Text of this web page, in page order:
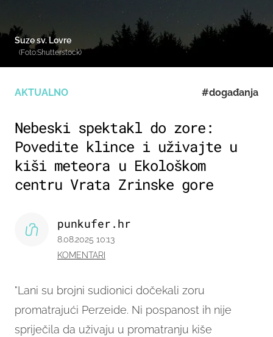
AKTUALNO #događanja
Nebeski spektakl do zore:
Povedite klince i uživajte u
kiši meteora u Ekološkom
centru Vrata Zrinske gore
"Lani su brojni sudionici dočekali zoru
promatrajući Perzeide. Ni pospanost ih nije
spriječila da uživaju u promatranju kiše
punkufer.hr
8.08.2025 10:13
KOMENTARI
Suze sv. Lovre
(Foto:Shutterstock)